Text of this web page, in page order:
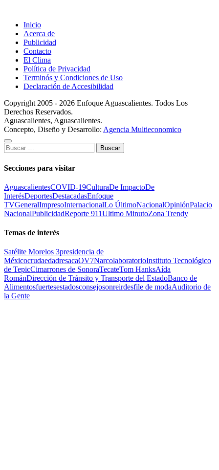
Inicio
Acerca de
Publicidad
Contacto
El Clima
Política de Privacidad
Terminós y Condiciones de Uso
Declaración de Accesibilidad
Copyright 2005 - 2026 Enfoque Aguascalientes. Todos Los
Derechos Reservados.
Aguascalientes, Aguascalientes.
Concepto, Diseño y Desarrollo: Agencia Multieconomico
Buscar:
Secciones para visitar
AguascalientesCOVID-19CulturaDe ImpactoDe
InterésDeportesDestacadasEnfoque
TVGeneralImpresoInternacionalLo ÚltimoNacionalOpiniónPalacio
NacionalPublicidadReporte 911Ultimo MinutoZona Trendy
Temas de interés
Satélite Morelos 3presidencia de
MéxicocrudaedadresacaOV7NarcolaboratorioInstituto Tecnológico
de TepicCimarrones de SonoraTecateTom HanksAída
RománDirección de Tránsito y Transporte del EstadoBanco de
Alimentosfuertesestadosconsejosonreirdesfile de modaAuditorio de
la Gente